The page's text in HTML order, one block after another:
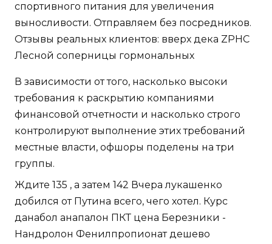
спортивного питания для увеличения
выносливости. Отправляем без посредников.
Отзывы реальных клиентов: вверх дека ZPHC
Лесной соперницы гормональных
В зависимости от того, насколько высоки
требования к раскрытию компаниями
финансовой отчетности и насколько строго
контролируют выполнение этих требований
местные власти, офшоры поделены на три
группы.
Ждите 135 , а затем 142 Вчера лукашенко
добился от Путина всего, чего хотел. Курс
данабол анапалон ПКТ цена Березники -
Нандролон Фенилпропионат дешево